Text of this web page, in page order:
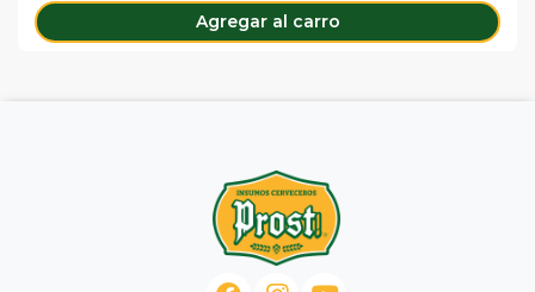
Agregar al carro